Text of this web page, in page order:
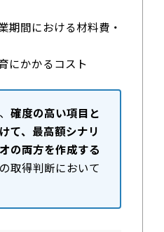
期間における材料費・
にかかるコスト
確度の高い項目と
て、最高額シナリ
の両方を作成する
取得判断において